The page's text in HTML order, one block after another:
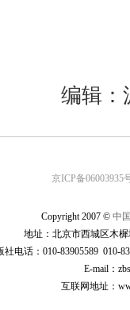
编辑
京ICP备06003935
Copyright 2007 © 中
地址：北京市西城区木
社电话：010-83905589 010-
E-mail：
互联网地址：